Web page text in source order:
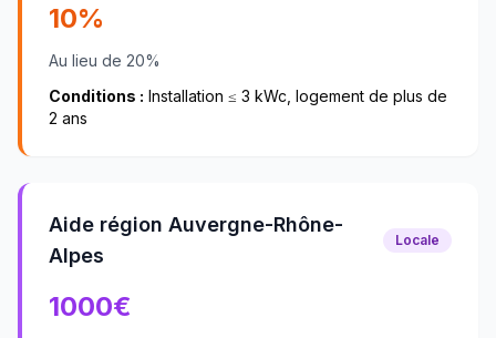
10%
Au lieu de 20%
Conditions : Installation ≤ 3 kWc, logement de plus de
2 ans
Aide région Auvergne-Rhône-
Alpes
Locale
1000€